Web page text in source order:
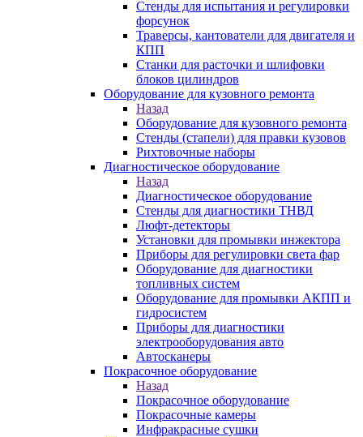
Стенды для испытания и регулировки
форсунок
Траверсы, кантователи для двигателя и
КПП
Станки для расточки и шлифовки
блоков цилиндров
Оборудование для кузовного ремонта
Назад
Оборудование для кузовного ремонта
Стенды (стапели) для правки кузовов
Рихтовочные наборы
Диагностическое оборудование
Назад
Диагностическое оборудование
Стенды для диагностики ТНВД
Люфт-детекторы
Установки для промывки инжектора
Приборы для регулировки света фар
Оборудование для диагностики
топливных систем
Оборудование для промывки АКПП и
гидросистем
Приборы для диагностики
электрооборудования авто
Автосканеры
Покрасочное оборудование
Назад
Покрасочное оборудование
Покрасочные камеры
Инфракрасные сушки